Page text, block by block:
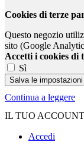
Cookies di terze
Questo negozio
sito (Google
Accetti i cookies di
Sì
Continua a leggere
IL TUO ACCOUNT
Accedi